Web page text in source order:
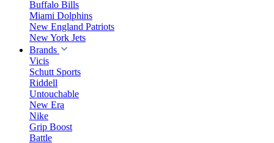
Buffalo Bills
Miami Dolphins
New England Patriots
New York Jets
Brands
Vicis
Schutt Sports
Riddell
Untouchable
New Era
Nike
Grip Boost
Battle